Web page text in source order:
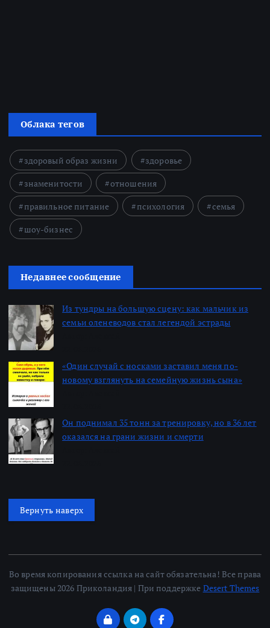
Облака тегов
здоровый образ жизни
здоровье
знаменитости
отношения
правильное питание
психология
семья
шоу-бизнес
Недавнее сообщение
Из тундры на большую сцену: как мальчик из
семьи оленеводов стал легендой эстрады
«Один случай с носками заставил меня по-
новому взглянуть на семейную жизнь сына»
Он поднимал 35 тонн за тренировку, но в 36 лет
оказался на грани жизни и смерти
Вернуть наверх
Во время копирования ссылка на сайт обязательна! Все права
защищены 2026 Приколандия | При поддержке Desert Themes